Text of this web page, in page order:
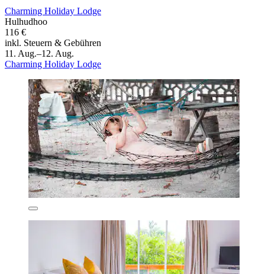
Charming Holiday Lodge
Hulhudhoo
116 €
inkl. Steuern & Gebühren
11. Aug.–12. Aug.
Charming Holiday Lodge